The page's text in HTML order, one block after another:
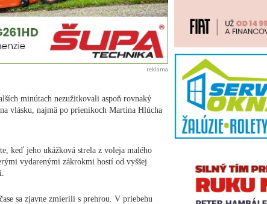
reklama
minútach nezužitkovali aspoň rovnaký
vlásku, najmä po prienikoch Martina Hlúcha
keď jeho ukážková strela z voleja malého
vydarenými zákrokmi hostí od vyššej
sa zjavne zmierili s prehrou. V priebehu